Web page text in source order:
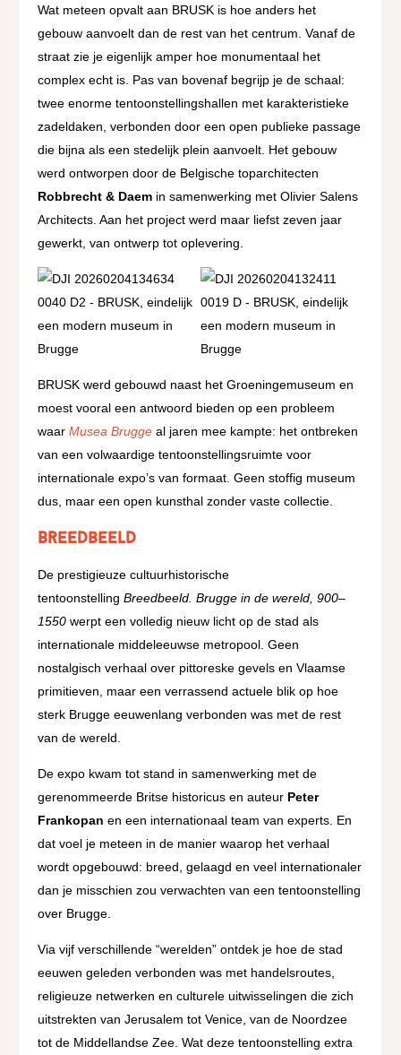
Wat meteen opvalt aan BRUSK is hoe anders het
gebouw aanvoelt dan de rest van het centrum. Vanaf de
straat zie je eigenlijk amper hoe monumentaal het
complex echt is. Pas van bovenaf begrijp je de schaal:
twee enorme tentoonstellingshallen met karakteristieke
zadeldaken, verbonden door een open publieke passage
die bijna als een stedelijk plein aanvoelt. Het gebouw
werd ontworpen door de Belgische toparchitecten
Robbrecht & Daem in samenwerking met Olivier Salens
Architects. Aan het project werd maar liefst zeven jaar
gewerkt, van ontwerp tot oplevering.
BRUSK werd gebouwd naast het Groeningemuseum en
moest vooral een antwoord bieden op een probleem
waarMusea Brugge al jaren mee kampte: het ontbreken
van een volwaardige tentoonstellingsruimte voor
internationale expo’s van formaat. Geen stoffig museum
dus, maar een open kunsthal zonder vaste collectie.
Breedbeeld
De prestigieuze cultuurhistorische
tentoonstellingBreedbeeld. Brugge in de wereld, 900–
1550 werpt een volledig nieuw licht op de stad als
internationale middeleeuwse metropool. Geen
nostalgisch verhaal over pittoreske gevels en Vlaamse
primitieven, maar een verrassend actuele blik op hoe
sterk Brugge eeuwenlang verbonden was met de rest
van de wereld.
De expo kwam tot stand in samenwerking met de
gerenommeerde Britse historicus en auteur Peter
Frankopanen een internationaal team van experts. En
dat voel je meteen in de manier waarop het verhaal
wordt opgebouwd: breed, gelaagd en veel internationaler
dan je misschien zou verwachten van een tentoonstelling
over Brugge.
Via vijf verschillende “werelden” ontdek je hoe de stad
eeuwen geleden verbonden was met handelsroutes,
religieuze netwerken en culturele uitwisselingen die zich
uitstrekten van Jerusalem tot Venice, van de Noordzee
tot de Middellandse Zee. Wat deze tentoonstelling extra